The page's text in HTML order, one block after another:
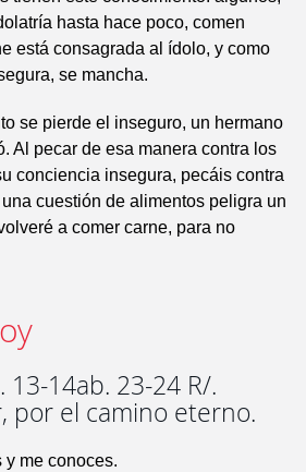
hasta hace poco, comen
está consagrada al ídolo, y como
se mancha.
se pierde el inseguro, un hermano
Al pecar de esa manera contra los
conciencia insegura, pecáis contra
cuestión de alimentos peligra un
a comer carne, para no
13-14ab. 23-24 R/.
por el camino eterno.
y me conoces.